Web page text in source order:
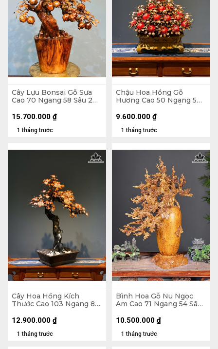
Cây Lựu Bonsai Gỗ Sưa
Cao 70 Ngang 58 Sâu 20
1 tháng trước
15.700.000 ₫
Chậu Hoa Hồng Gỗ
Hương Cao 50 Ngang 50
Hoa Vỏ Sò Indo
1 tháng trước
9.600.000 ₫
Cây Hoa Hồng Kích
Thước Cao 103 Ngang 80
Ngư - Lá Gỗ Sưa - Thân
Rễ Nhai Bách
1 tháng trước
12.900.000 ₫
Bình Hoa Gỗ Nu Ngọc
Am Cao 71 Ngang 54 Sâu
Đường Kính 18 (cm)
1 tháng trước
10.500.000 ₫